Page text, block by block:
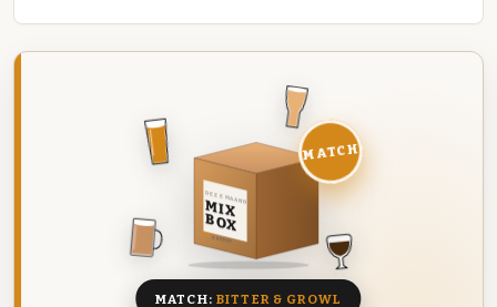
DEZE MAAND
MIX
BOX
8 BIEREN
MATCH
MATCH: BITTER & GROWL